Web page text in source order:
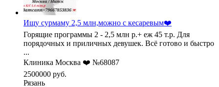
Ищу сурмаму 2,5 млн,можно с кесаревым❤️
Горящие программы 2 - 2,5 млн р.+ еж 45 т.р. Для
порядочных и приличных девушек. Всё готово и быстро
...
Клиника Москва ❤️ №68087
2500000 руб.
Рязань